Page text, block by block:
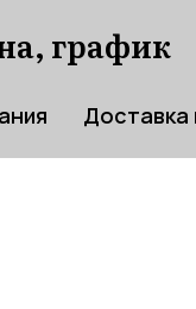
график
Доставка